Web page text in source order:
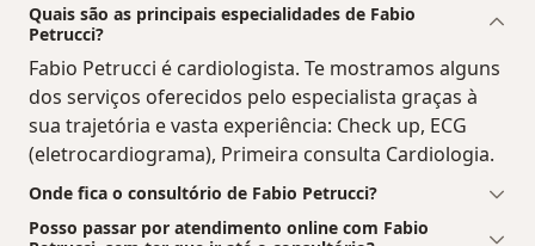
Quais são as principais especialidades de Fabio
Petrucci?
Fabio Petrucci é cardiologista. Te mostramos alguns
dos serviços oferecidos pelo especialista graças à
sua trajetória e vasta experiência: Check up, ECG
(eletrocardiograma), Primeira consulta Cardiologia.
Onde fica o consultório de Fabio Petrucci?
Posso passar por atendimento online com Fabio